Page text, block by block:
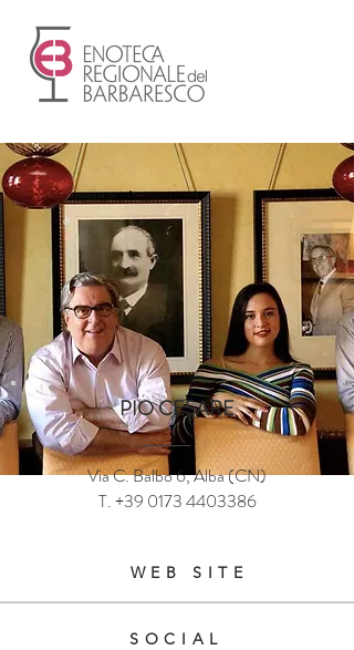
PIO CESARE
Via C. Balbo 6, Alba (CN)
T.+39 0173 4403386
WEB SITE
SOCIAL